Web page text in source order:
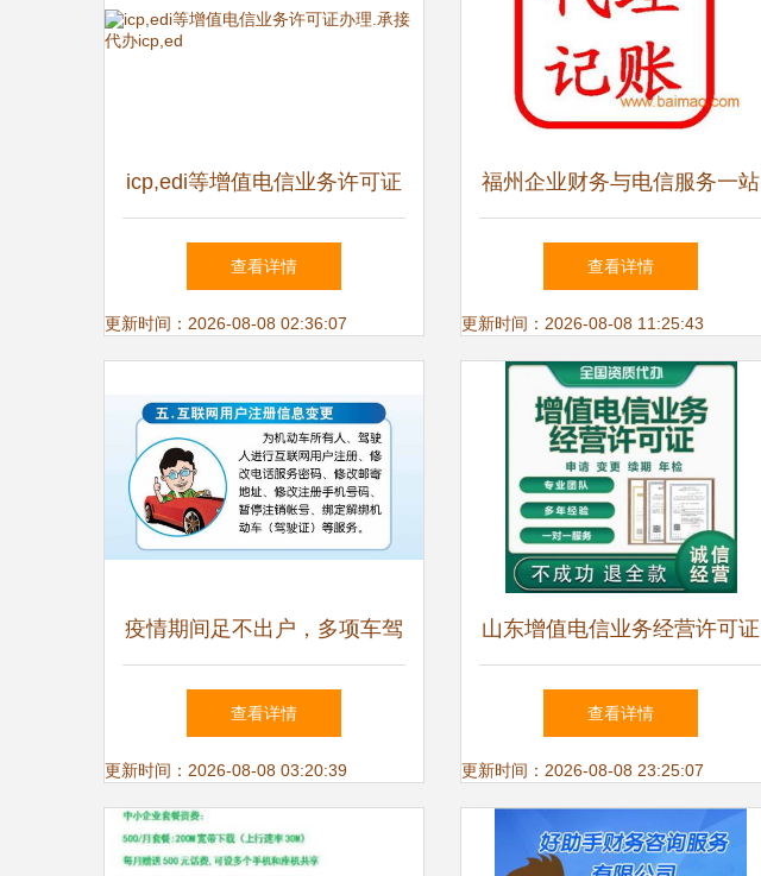
icp,edi等增值电信业务许可证
办理.承接代办icp,ed
查看详情
更新时间：2026-08-08 02:36:07
福州企业财务与电信服务一站
式解决方案 邦邦供引领专业
代理记账与报税新篇章
查看详情
更新时间：2026-08-08 11:25:43
疫情期间足不出户，多项车驾
管业务与电信业务可电话轻松
办理
查看详情
更新时间：2026-08-08 03:20:39
山东增值电信业务经营许可证
代办服务指南——时间与价格
详解
查看详情
更新时间：2026-08-08 23:25:07